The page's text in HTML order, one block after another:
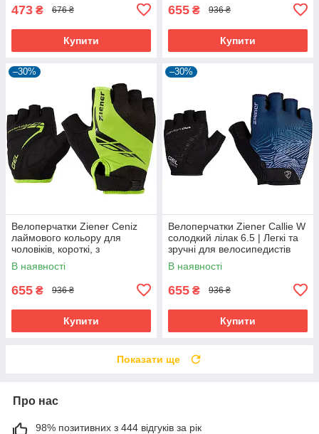
473 ₴ 676 ₴
Купити
655 ₴ 936 ₴
Купити
–30%
Велоперчатки Ziener Ceniz
лаймового кольору для
чоловіків, короткі, з
амортизуючими вставками та
гелевими подушечками
В наявності
655 ₴ 936 ₴
Купити
–30%
Велоперчатки Ziener Callie W
солодкий лілак 6.5 | Легкі та
зручні для велосипедистів
В наявності
655 ₴ 936 ₴
Купити
Показати ще
Про нас
98% позитивних з 444 відгуків за рік